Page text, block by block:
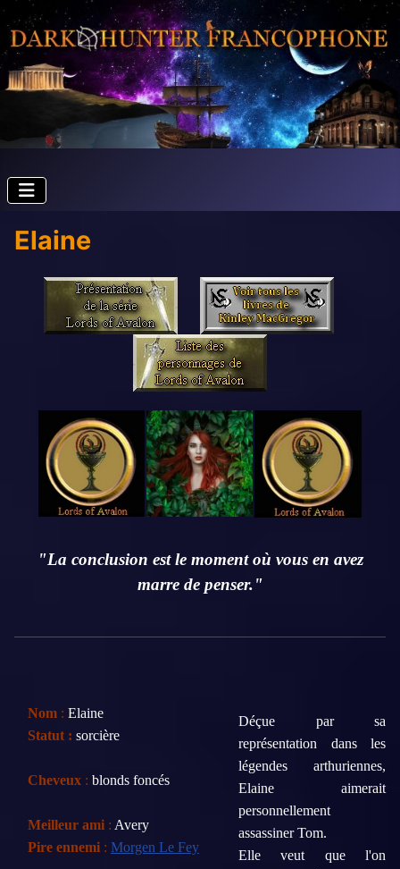
Elaine
"La conclusion est le moment où vous en avez
marre de penser."
Nom : Elaine
Statut : sorcière
Cheveux : blonds foncés
Meilleur ami : Avery
Pire ennemi : Morgen Le Fey
Déçue par
sa
représentation
dans les
légendes arthuriennes,
Elaine
aimerait
personnellement
assassiner Tom.
Elle veut quel'on